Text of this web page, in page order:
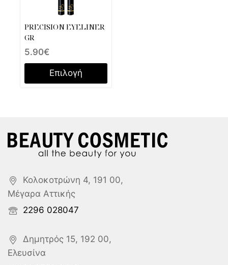
PRECISION EYELINER
GR
5.90€
Επιλογή
Κολοκοτρώνη 4, 191 00,
Μέγαρα Αττικής
2296 028047
Δημητρός 15, 192 00,
Ελευσίνα